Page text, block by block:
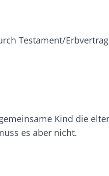
Testament/
Kind die
es aber nicht.